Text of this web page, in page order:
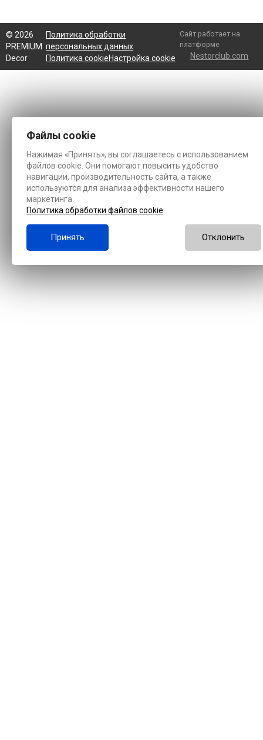
© 2026
PREMIUM
Decor
Политика обработки
персональных данных
Политика cookieНастройка cookie
Сайт работает на
платформе
Nestorclub.com
Файлы cookie
Нажимая «Принять», вы соглашаетесь с использованием
файлов cookie. Они помогают повысить удобство
навигации, производительность сайта, а также
используются для анализа эффективности нашего
маркетинга.
Политика обработки файлов cookie.
Принять Отклонить